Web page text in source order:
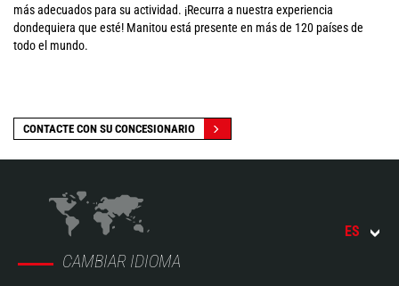
más adecuados para su actividad. ¡Recurra a nuestra experiencia
dondequiera que esté! Manitou está presente en más de 120 países de
todo el mundo.
CONTACTE CON SU CONCESIONARIO
CAMBIAR IDIOMA
ES